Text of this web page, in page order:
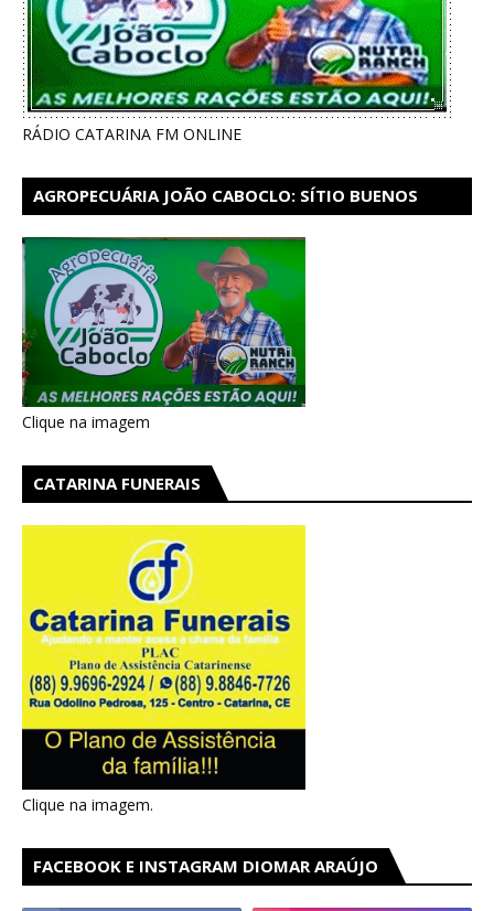
RÁDIO CATARINA FM ONLINE
AGROPECUÁRIA JOÃO CABOCLO: SÍTIO BUENOS
Clique na imagem
CATARINA FUNERAIS
Clique na imagem.
FACEBOOK E INSTAGRAM DIOMAR ARAÚJO